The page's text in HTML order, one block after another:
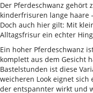
Der Pferdeschwanz gehört
kinderfrisuren lange haare
Doch auch hier gilt: Mit
Alltagsfrisur ein echter
Ein hoher Pferdeschwanz
komplett aus dem Gesicht
Bastelstunden ist diese
weicheren Look eignet sich
der entspannter wirkt und